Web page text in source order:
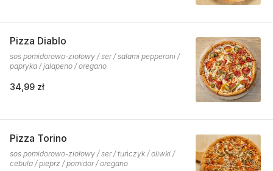
Pizza Diablo
sos pomidorowo-ziołowy / ser / salami pepperoni /
papryka / jalapeno / oregano
34,99 zł
Pizza Torino
sos pomidorowo-ziołowy / ser / tuńczyk / oliwki /
cebula / pieprz / pomidor / oregano